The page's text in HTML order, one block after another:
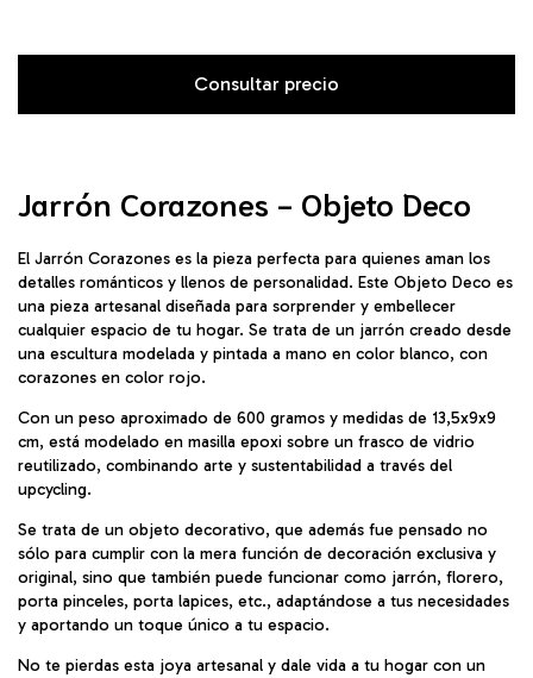
Jarrón Corazones - Objeto Deco
El Jarrón Corazones es la pieza perfecta para quienes aman los
detalles románticos y llenos de personalidad. Este Objeto Deco es
una pieza artesanal diseñada para sorprender y embellecer
cualquier espacio de tu hogar. Se trata de un jarrón creado desde
una escultura modelada y pintada a mano en color blanco, con
corazones en color rojo.
Con un peso aproximado de 600 gramos y medidas de 13,5x9x9
cm, está modelado en masilla epoxi sobre un frasco de vidrio
reutilizado, combinando arte y sustentabilidad a través del
upcycling.
Se trata de un objeto decorativo, que además fue pensado no
sólo para cumplir con la mera función de decoración exclusiva y
original, sino que también puede funcionar como jarrón, florero,
porta pinceles, porta lapices, etc., adaptándose a tus necesidades
y aportando un toque único a tu espacio.
No te pierdas esta joya artesanal y dale vida a tu hogar con un